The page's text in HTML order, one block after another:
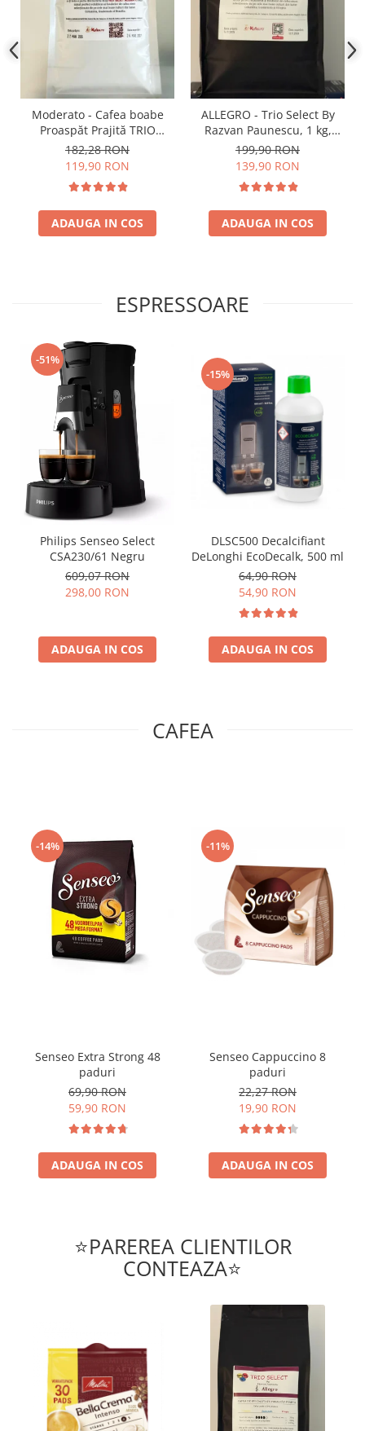
Moderato - Cafea boabe
Proaspăt Prajită TRIO
SELECT by Răzvan
Păunescu, blend 100%
Arabica
182,28 RON
119,90 RON
ADAUGA IN COS
ALLEGRO - Trio Select By
Razvan Paunescu, 1 kg,
100% Arabica, (Columbia,
Guatemala, Etiopia)
199,90 RON
139,90 RON
ADAUGA IN COS
ESPRESSOARE
-51%
Philips Senseo Select
CSA230/61 Negru
609,07 RON
298,00 RON
ADAUGA IN COS
-15%
DLSC500 Decalcifiant
DeLonghi EcoDecalk, 500 ml
64,90 RON
54,90 RON
ADAUGA IN COS
CAFEA
-14%
Senseo Extra Strong 48
paduri
69,90 RON
59,90 RON
ADAUGA IN COS
-11%
Senseo Cappuccino 8
paduri
22,27 RON
19,90 RON
ADAUGA IN COS
⭐PAREREA CLIENTILOR
CONTEAZA⭐